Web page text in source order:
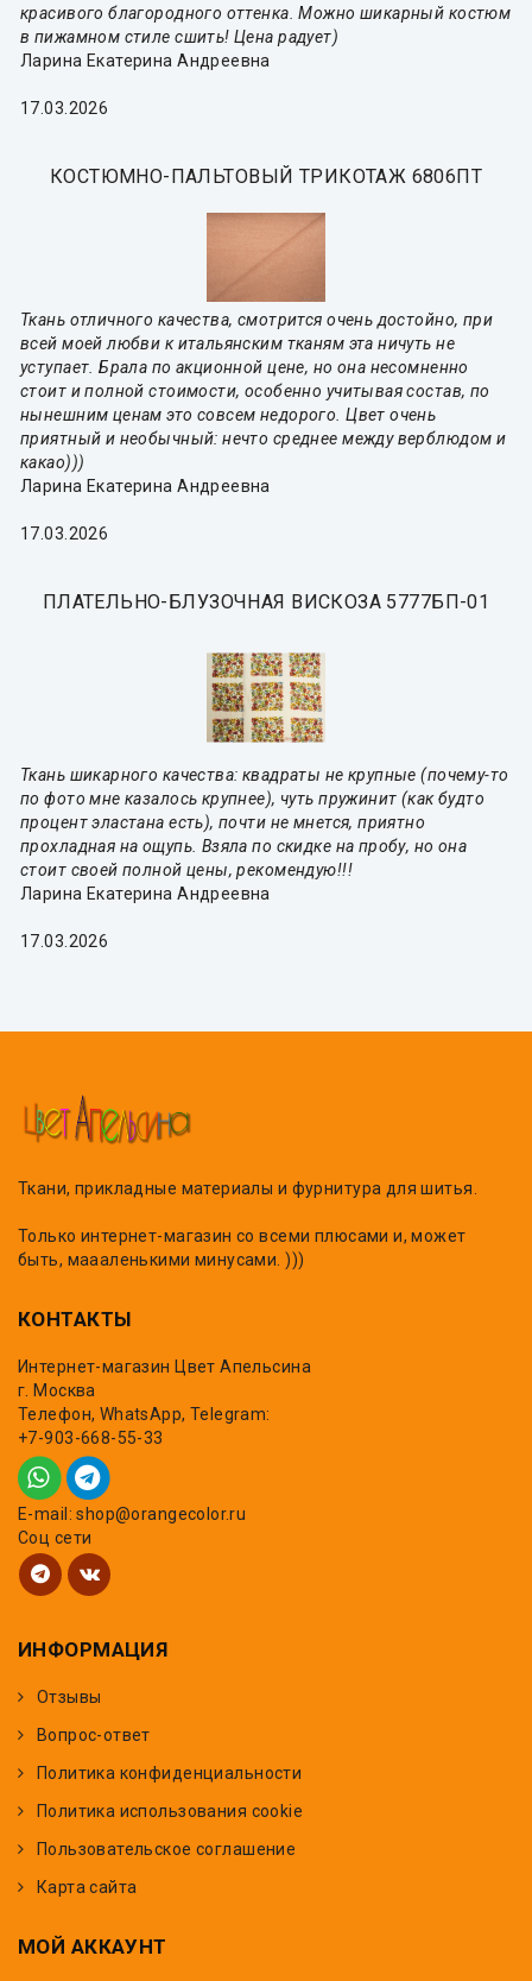
красивого благородного оттенка. Можно шикарный костюм
в пижамном стиле сшить! Цена радует)
Ларина Екатерина Андреевна
17.03.2026
КОСТЮМНО-ПАЛЬТОВЫЙ ТРИКОТАЖ 6806ПТ
Ткань отличного качества, смотрится очень достойно, при
всей моей любви к итальянским тканям эта ничуть не
уступает. Брала по акционной цене, но она несомненно
стоит и полной стоимости, особенно учитывая состав, по
нынешним ценам это совсем недорого. Цвет очень
приятный и необычный: нечто среднее между верблюдом и
какао)))
Ларина Екатерина Андреевна
17.03.2026
ПЛАТЕЛЬНО-БЛУЗОЧНАЯ ВИСКОЗА 5777БП-01
Ткань шикарного качества: квадраты не крупные (почему-то
по фото мне казалось крупнее), чуть пружинит (как будто
процент эластана есть), почти не мнется, приятно
прохладная на ощупь. Взяла по скидке на пробу, но она
стоит своей полной цены, рекомендую!!!
Ларина Екатерина Андреевна
17.03.2026
Ткани, прикладные материалы и фурнитура для шитья.
Только интернет-магазин со всеми плюсами и, может
быть, маааленькими минусами. )))
КОНТАКТЫ
Интернет-магазин Цвет Апельсина
г. Москва
Телефон, WhatsApp, Telegram:
+7-903-668-55-33
E-mail: shop@orangecolor.ru
Соц сети
ИНФОРМАЦИЯ
Отзывы
Вопрос-ответ
Политика конфиденциальности
Политика использования cookie
Пользовательское соглашение
Карта сайта
МОЙ АККАУНТ